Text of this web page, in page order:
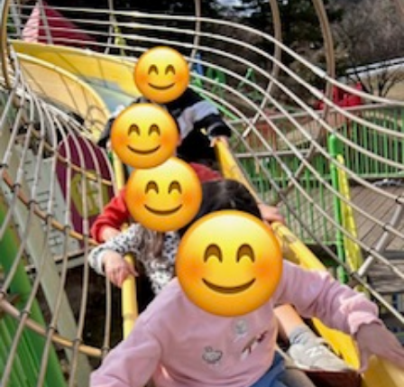
ん
に
つ
い
て
支
援
プ
な
み
ん
を
利
用
す
ア
ク
セ
ス
🚙
✨
オ
ー
プ
ニ
ン
グ
ス
【公
表】
保
護
者
ア
ン
お
問
い
合
わ
せ
【福
山
川
口】
保
【福
山
新
涯】
【福
山
曙】